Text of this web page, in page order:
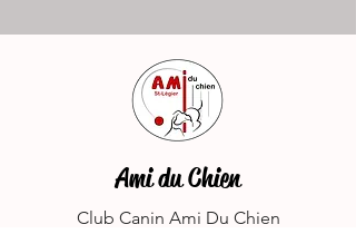
Ami du Chien
Club Canin Ami Du Chien